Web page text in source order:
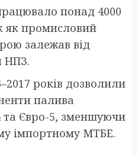
понад 4000
як промисловий
залежав від
НПЗ.
років дозволили
палива
та Євро-5, зменшуючи
імпортному МТБЕ.